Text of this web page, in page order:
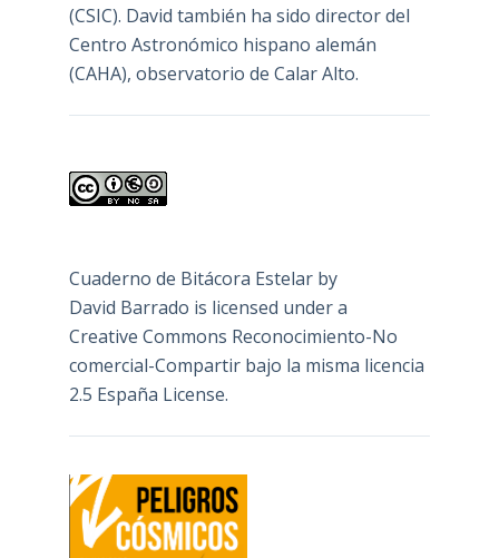
(CSIC). David también ha sido director del
Centro Astronómico hispano alemán
(CAHA), observatorio de Calar Alto.
Cuaderno de Bitácora Estelarby
David Barrado is licensed under a
Creative Commons Reconocimiento-No
comercial-Compartir bajo la misma licencia
2.5 España License.